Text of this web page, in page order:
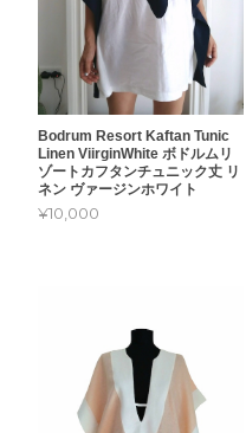
Bodrum Resort Kaftan Tunic
Linen ViirginWhite ボドルムリ
ゾートカフタンチュニック丈 リ
ネン ヴァージンホワイト
¥10,000